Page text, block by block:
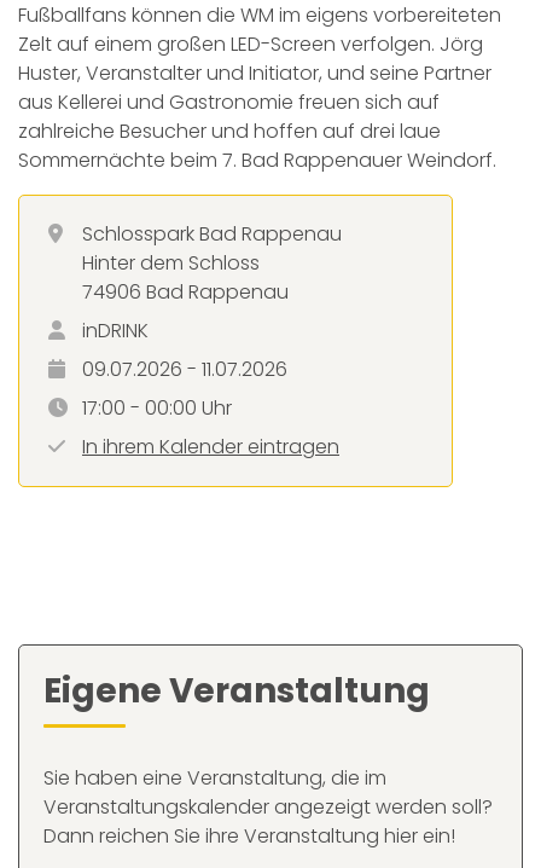
Fußballfans können die WM im eigens vorbereiteten
Zelt auf einem großen LED-Screen verfolgen. Jörg
Huster, Veranstalter und Initiator, und seine Partner
aus Kellerei und Gastronomie freuen sich auf
zahlreiche Besucher und hoffen auf drei laue
Sommernächte beim 7. Bad Rappenauer Weindorf.
Schlosspark Bad Rappenau
Hinter dem Schloss
74906 Bad Rappenau
inDRINK
09.07.2026 - 11.07.2026
17:00 - 00:00 Uhr
In ihrem Kalender eintragen
Eigene Veranstaltung
Sie haben eine Veranstaltung, die im
Veranstaltungskalender angezeigt werden soll?
Dann reichen Sie ihre Veranstaltung hier ein!